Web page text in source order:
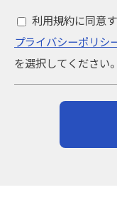
利用規約に同意
プライバシーポリシ
を選択してください。